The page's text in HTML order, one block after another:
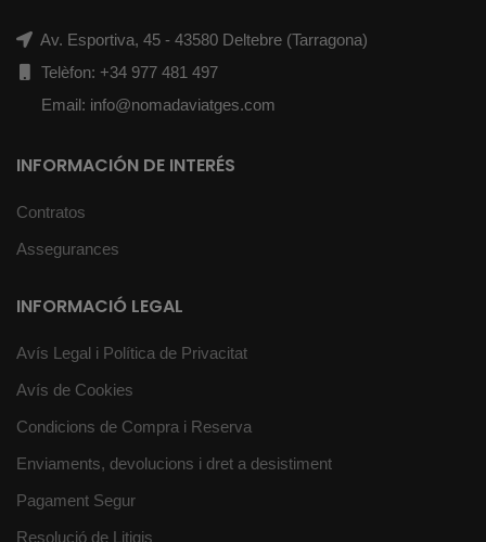
Av. Esportiva, 45 - 43580 Deltebre (Tarragona)
Telèfon: +34 977 481 497
Email: info@nomadaviatges.com
INFORMACIÓN DE INTERÉS
Contratos
Assegurances
INFORMACIÓ LEGAL
Avís Legal i Política de Privacitat
Avís de Cookies
Condicions de Compra i Reserva
Enviaments, devolucions i dret a desistiment
Pagament Segur
Resolució de Litigis